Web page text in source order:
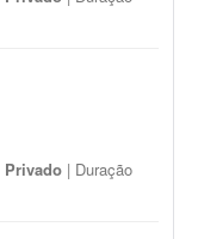
Privado | Duração